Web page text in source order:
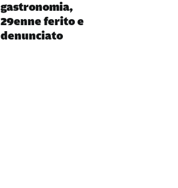
gastronomia,
29enne ferito e
denunciato